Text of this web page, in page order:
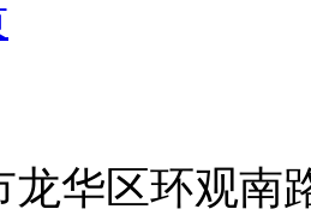
龙华区环观南